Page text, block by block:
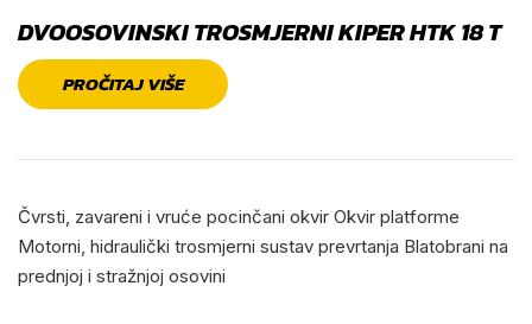
DVOOSOVINSKI TROSMJERNI KIPER HTK 18 T
PROČITAJ VIŠE
Čvrsti, zavareni i vruće pocinčani okvir Okvir platforme
Motorni, hidraulički trosmjerni sustav prevrtanja Blatobrani na
prednjoj i stražnjoj osovini